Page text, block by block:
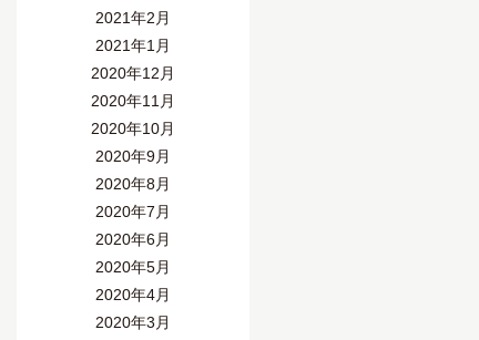
2021年2月
2021年1月
2020年12月
2020年11月
2020年10月
2020年9月
2020年8月
2020年7月
2020年6月
2020年5月
2020年4月
2020年3月